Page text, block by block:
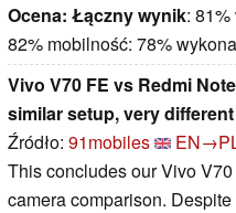
Ocena: Łączny wynik:
82% mobilność: 78%
Vivo V70 FE vs Redmi
similar setup, very
Źródło: 91mobiles
This concludes our Vivo
camera comparison.